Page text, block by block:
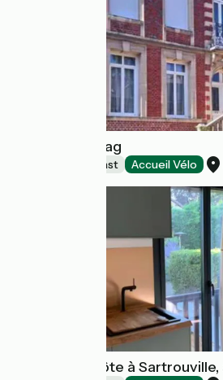
Antre de Gadag
Bed and breakfast Accueil Vélo
Chambre d'hôte à